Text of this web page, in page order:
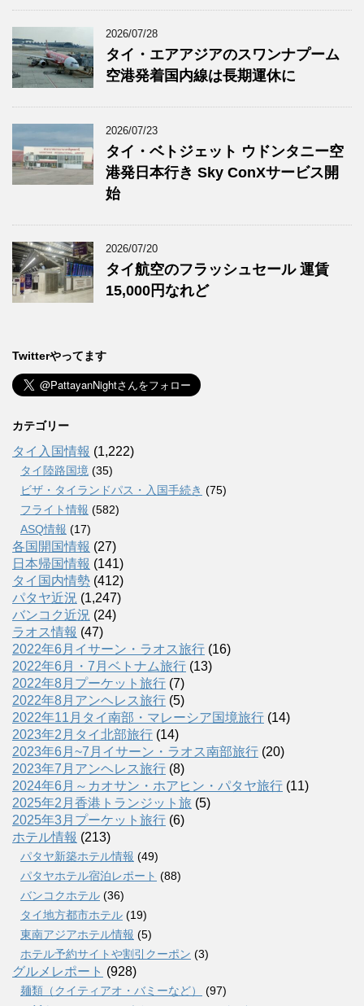
2026/07/28
タイ・エアアジアのスワンナプーム
空港発着国内線は長期運休に
2026/07/23
タイ・ベトジェット ウドンタニー空
港発日本行き Sky ConXサービス開
始
2026/07/20
タイ航空のフラッシュセール 運賃
15,000円なれど
Twitterやってます
カテゴリー
タイ入国情報 (1,222)
タイ陸路国境 (35)
ビザ・タイランドパス・入国手続き (75)
フライト情報 (582)
ASQ情報 (17)
各国開国情報 (27)
日本帰国情報 (141)
タイ国内情勢 (412)
パタヤ近況 (1,247)
バンコク近況 (24)
ラオス情報 (47)
2022年6月イサーン・ラオス旅行 (16)
2022年6月・7月ベトナム旅行 (13)
2022年8月プーケット旅行 (7)
2022年8月アンヘレス旅行 (5)
2022年11月タイ南部・マレーシア国境旅行 (14)
2023年2月タイ北部旅行 (14)
2023年6月~7月イサーン・ラオス南部旅行 (20)
2023年7月アンヘレス旅行 (8)
2024年6月～カオサン・ホアヒン・パタヤ旅行 (11)
2025年2月香港トランジット旅 (5)
2025年3月プーケット旅行 (6)
ホテル情報 (213)
パタヤ新築ホテル情報 (49)
パタヤホテル宿泊レポート (88)
バンコクホテル (36)
タイ地方都市ホテル (19)
東南アジアホテル情報 (5)
ホテル予約サイトや割引クーポン (3)
グルメレポート (928)
麺類（クイティアオ・バミーなど）
(97)